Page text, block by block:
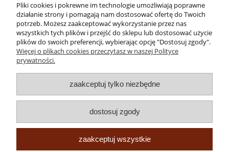
Pomoc
Moje konto
Płatności i dostawa
Informacje
Pliki cookies i pokrewne im technologie umożliwiają poprawne
działanie strony i pomagają nam dostosować ofertę do Twoich
potrzeb. Możesz zaakceptować wykorzystanie przez nas
wszystkich tych plików i przejść do sklepu lub dostosować użycie
plików do swoich preferencji, wybierając opcję "Dostosuj zgody".
Więcej o plikach cookies przeczytasz w naszej Polityce
prywatności.
zaakceptuj tylko niezbędne
dostosuj zgody
zaakceptuj wszystkie